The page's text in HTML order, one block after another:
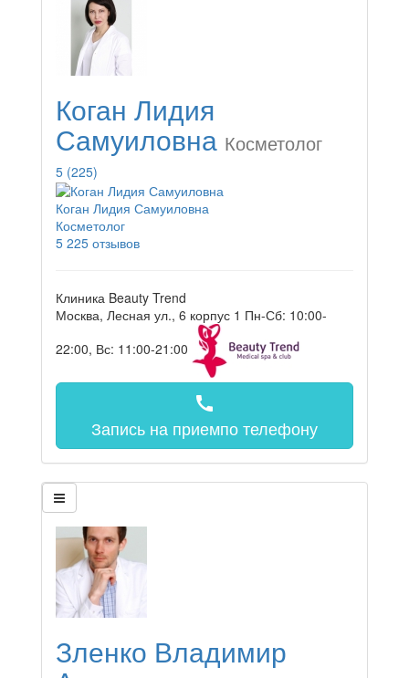
Коган Лидия
Самуиловна Косметолог
5 (225)
Коган Лидия Самуиловна
Косметолог
5 225 отзывов
Клиника Beauty Trend
Москва, Лесная ул., 6 корпус 1 Пн-Сб: 10:00-
22:00, Вс: 11:00-21:00
call
Запись на приемпо телефону
Зленко Владимир